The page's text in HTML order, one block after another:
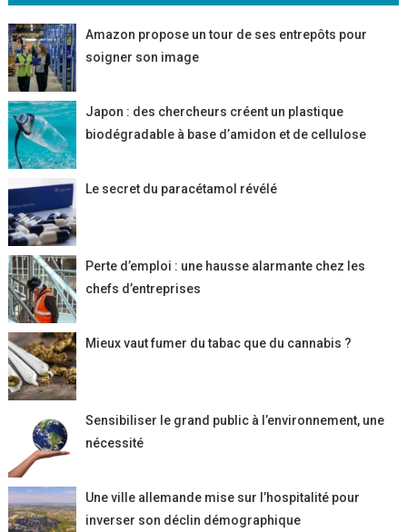
Amazon propose un tour de ses entrepôts pour
soigner son image
Japon : des chercheurs créent un plastique
biodégradable à base d’amidon et de cellulose
Le secret du paracétamol révélé
Perte d’emploi : une hausse alarmante chez les
chefs d’entreprises
Mieux vaut fumer du tabac que du cannabis ?
Sensibiliser le grand public à l’environnement, une
nécessité
Une ville allemande mise sur l’hospitalité pour
inverser son déclin démographique